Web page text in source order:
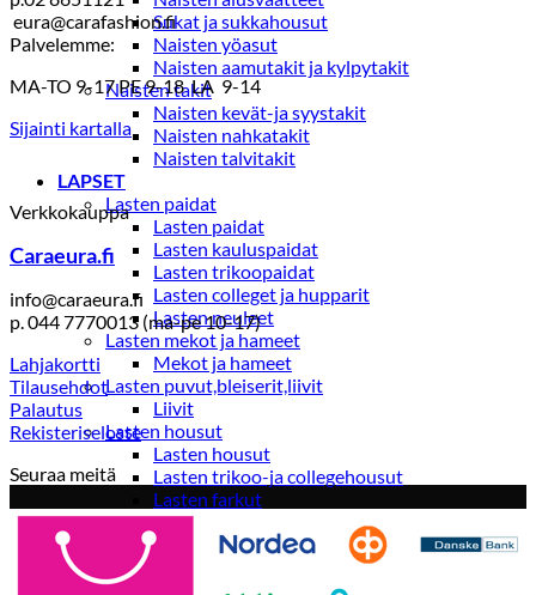
Sukat ja sukkahousut
Naisten yöasut
Naisten aamutakit ja kylpytakit
Naisten takit
Naisten kevät-ja syystakit
Naisten nahkatakit
Naisten talvitakit
LAPSET
Lasten paidat
Lasten paidat
Lasten kauluspaidat
Lasten trikoopaidat
Lasten colleget ja hupparit
Lasten neuleet
Lasten mekot ja hameet
Mekot ja hameet
Lasten puvut,bleiserit,liivit
Liivit
Lasten housut
Lasten housut
Lasten trikoo-ja collegehousut
Lasten farkut
Lasten shortsit
Lasten juhlahousut
Yöasut ja kylpytakit
Lasten yöpaidat
eura@carafashion.fi
Palvelemme:
MA-TO 9-17 PE 9-18 LA 9-14
Sijainti kartalla
Verkkokauppa
Caraeura.fi
info@caraeura.fi
p. 044 7770013 (ma-pe 10-17)
Lahjakortti
Tilausehdot
Palautus
Rekisteriseloste
Seuraa meitä